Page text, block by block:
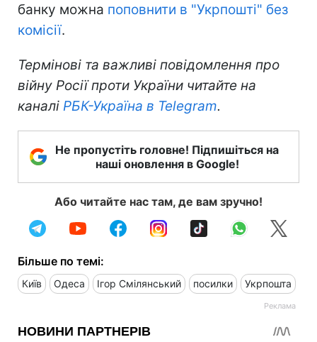
банку можна поповнити в "Укрпошті" без
комісії.
Термінові та важливі повідомлення про
війну Росії проти України читайте на
каналі РБК-Україна в Telegram.
Не пропустіть головне! Підпишіться на
наші оновлення в Google!
Або читайте нас там, де вам зручно!
Більше по темі:
Київ Одеса Ігор Смілянський посилки Укрпошта